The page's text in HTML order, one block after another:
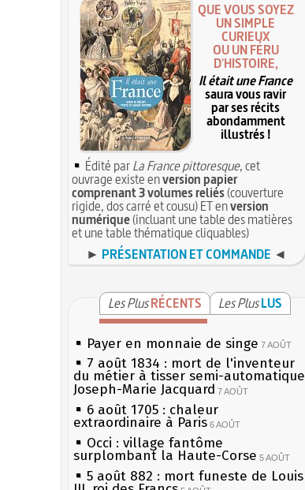
QUE VOUS SOYEZ
UN SIMPLE
CURIEUX
OU UN FÉRU
D'HISTOIRE,
Il était une France
saura vous ravir
par ses récits
abondamment
illustrés !
Édité parLa France pittoresque, cet
ouvrage existe enversion papier
comprenant 3 volumes reliés(couverture
rigide, dos carré et cousu) ET enversion
numérique(incluant une table des matières
et une table thématique cliquables)
► PRÉSENTATION ET COMMANDE ◄
Les Plus RÉCENTS Les Plus LUS
Payer en monnaie de singe 7 AOÛT
7 août 1834 : mort de l'inventeur
du métier à tisser semi-automatique
Joseph-Marie Jacquard 7 AOÛT
6 août 1705 : chaleur
extraordinaire à Paris 6 AOÛT
Occi : village fantôme
surplombant la Haute-Corse 5 AOÛT
5 août 882 : mort funeste de Louis